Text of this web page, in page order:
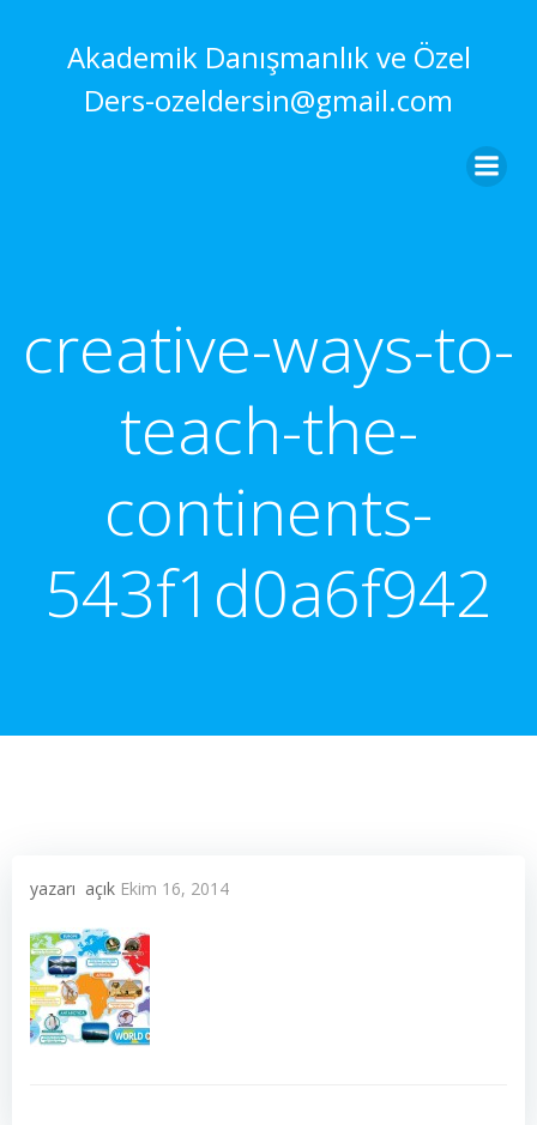
Akademik Danışmanlık ve Özel
Ders-ozeldersin@gmail.com
creative-ways-to-
teach-the-
continents-
543f1d0a6f942
yazarı açık Ekim 16, 2014